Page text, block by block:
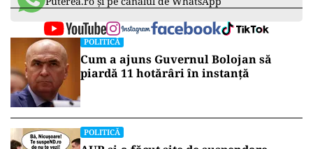
POLITICĂ
Cum a ajuns Guvernul Bolojan să
piardă 11 hotărâri în instanță
POLITICĂ